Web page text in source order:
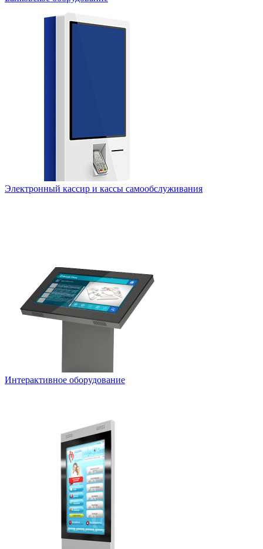
Электронный кассир и кассы самообслуживания
Интерактивное оборудование